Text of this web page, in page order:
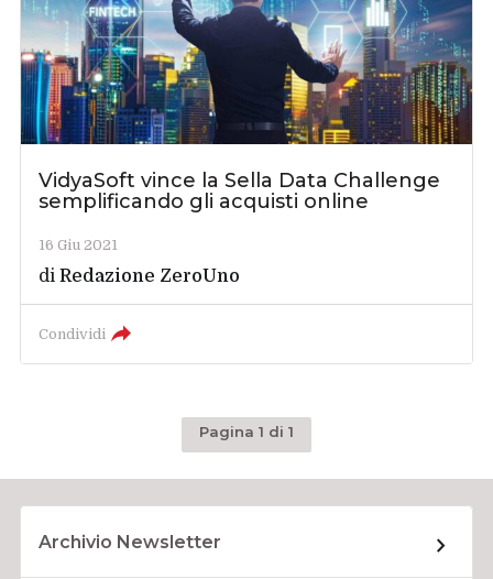
VidyaSoft vince la Sella Data Challenge
semplificando gli acquisti online
16 Giu 2021
diRedazione ZeroUno
Condividi
Pagina 1 di 1
Archivio Newsletter